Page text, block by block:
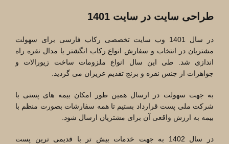
طراحی سایت در سایت 1401
در سال 1401 وب سایت تخصصی رکاب فارسی برای سهولت
مشتریان در انتخاب و سفارش انواع رکاب انگشتر یا مدال نقره راه
اندازی شد. طی این سال انواع ملزومات ساخت زیورالات و
جواهرات از جنس نقره و برنج تقدیم عزیزان می گردید.
به جهت سهولت در ارسال همین طور امکان بیمه های پستی با
شرکت ملی پست قرارداد بستیم تا همه سفارشات بصورت منظم با
بیمه به ارزش واقعی آن برای مشتریان ارسال شود.
در سال 1402 به جهت خدمات بیش تر با قدیمی ترین پست